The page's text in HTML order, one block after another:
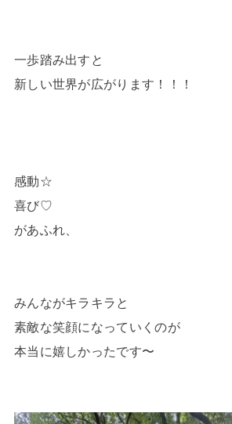
一歩踏み出すと
新しい世界が広がります！！！
感動☆
喜び♡
があふれ、
みんながキラキラと
素敵な笑顔になっていくのが
本当に嬉しかったです〜